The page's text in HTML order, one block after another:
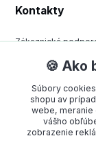
Kontakty
Zákaznická
+420 377
(Po-Pá, 8-15 hod.)
🍪 Ako
Súbory
shopu av
webe, meranie
vášho
zobrazenie